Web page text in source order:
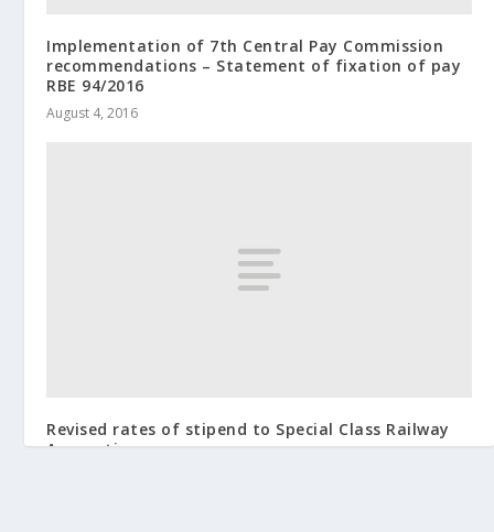
Implementation of 7th Central Pay Commission
recommendations – Statement of fixation of pay
RBE 94/2016
August 4, 2016
Revised rates of stipend to Special Class Railway
Apprentices.